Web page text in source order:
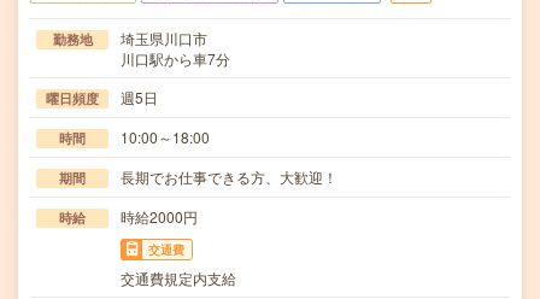
勤務地
埼玉県川口市
川口駅から車7分
曜日頻度 週5日
時間 10:00～18:00
期間 長期でお仕事できる方、大歓迎！
時給 時給2000円
交通費
交通費規定内支給